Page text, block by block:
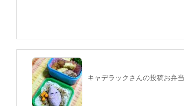
k
キャデラックさんの投稿お弁当